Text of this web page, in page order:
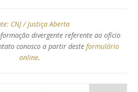
CNJ / Justiça Aberta
divergente referente ao ofício
conosco a partir deste formulário
online.